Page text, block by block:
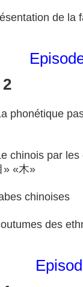
de la
phonétique
chinois par
» «木»
chinoises
des